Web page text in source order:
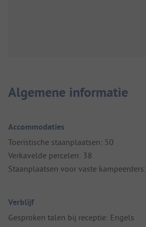
Algemene informatie
Accommodaties
Toeristische staanplaatsen: 50
Verkavelde percelen: 38
Staanplaatsen voor vaste
Verblijf
Gesproken talen bij receptie: Engels